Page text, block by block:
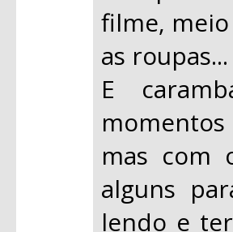
filme,
as
E
mas com
alguns
lendo e